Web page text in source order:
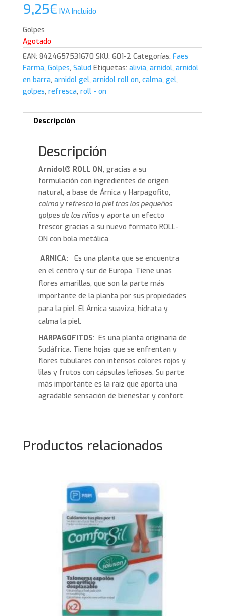
9,25€ IVA Incluido
Golpes
Agotado
EAN: 8424657531670 SKU: 601-2 Categorías: Faes
Farma, Golpes, Salud Etiquetas: alivia, arnidol, arnidol
en barra, arnidol gel, arnidol roll on, calma, gel,
golpes, refresca, roll - on
Descripción
Descripción
Arnidol® ROLL ON, gracias a su
formulación con ingredientes de origen
natural, a base de Árnica y Harpagofito,
calma y refresca la piel tras los pequeños
golpes de los niñosy aporta un efecto
frescor gracias a su nuevo formato ROLL-
ON con bola metálica.
ARNICA:
Es una planta que se encuentra
en el centro y sur de Europa. Tiene unas
flores amarillas, que son la parte más
importante de la planta por sus propiedades
para la piel. El Árnica suaviza, hidrata y
calma la piel.
HARPAGOFITOS: Es una planta originaria de
Sudáfrica. Tiene hojas que se enfrentan y
flores tubulares con intensos colores rojos y
lilas y frutos con cápsulas leñosas. Su parte
más importante es la raíz que aporta una
agradable sensación de bienestar y confort.
Productos relacionados